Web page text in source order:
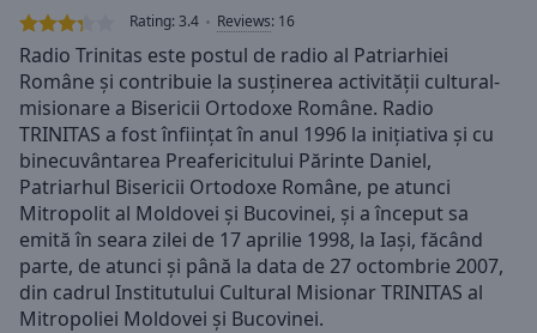
Stream
Type LIVE
Seek to
live,
currently
behind
live LIVE
Remaining
Time-
Playback
Rate
Rating:3.4 Reviews: 16
Radio Trinitas este postul de radio al Patriarhiei
Române și contribuie la susținerea activității cultural-
misionare a Bisericii Ortodoxe Române. Radio
TRINITAS a fost înființat în anul 1996 la inițiativa și cu
binecuvântarea Preafericitului Părinte Daniel,
Patriarhul Bisericii Ortodoxe Române, pe atunci
Mitropolit al Moldovei și Bucovinei, și a început sa
emită în seara zilei de 17 aprilie 1998, la Iași, făcând
parte, de atunci și până la data de 27 octombrie 2007,
din cadrul Institutului Cultural Misionar TRINITAS al
Mitropoliei Moldovei și Bucovinei.